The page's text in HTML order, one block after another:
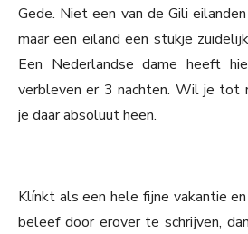
Gede. Niet een van de Gili
maar een eiland een stukje
Een Nederlandse dame heeft
verbleven er 3 nachten. Wil je tot
je daar absoluut heen.
Klínkt als een hele fijne vakantie
beleef door erover te schrijven,